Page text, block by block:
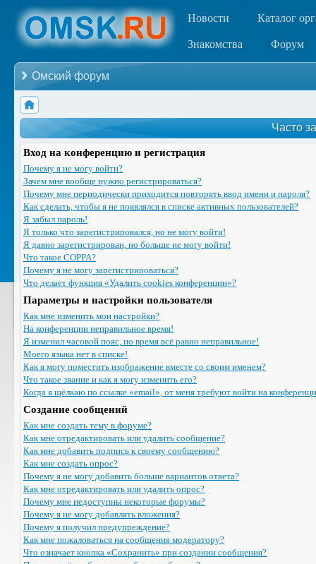
Новости Каталог
Знакомства Форум
Омский форум
Часто
Вход на конференцию и регистрация
Почему я не могу войти?
Зачем мне вообще нужно регистрироваться?
Почему мне периодически приходится повторять ввод имени и пароля?
Как сделать, чтобы я не появлялся в списке активных пользователей?
Я забыл пароль!
Я только что зарегистрировался, но не могу войти!
Я давно зарегистрирован, но больше не могу войти!
Что такое COPPA?
Почему я не могу зарегистрироваться?
Что делает функция «Удалить cookies конференции»?
Параметры и настройки пользователя
Как мне изменить мои настройки?
На конференции неправильное время!
Я изменил часовой пояс, но время всё равно неправильное!
Моего языка нет в списке!
Как я могу поместить изображение вместе со своим именем?
Что такое звание и как я могу изменить его?
Когда я щёлкаю по ссылке «email», от меня требуют войти на
Создание сообщений
Как мне создать тему в форуме?
Как мне отредактировать или удалить сообщение?
Как мне добавить подпись к своему сообщению?
Как мне создать опрос?
Почему я не могу добавить больше вариантов ответа?
Как мне отредактировать или удалить опрос?
Почему мне недоступны некоторые форумы?
Почему я не могу добавлять вложения?
Почему я получил предупреждение?
Как мне пожаловаться на сообщения модератору?
Что означает кнопка «Сохранить» при создании сообщения?